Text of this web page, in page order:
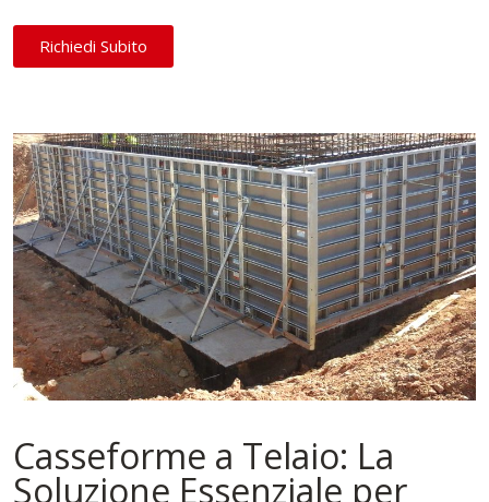
Richiedi Subito
Casseforme a Telaio: La
Soluzione Essenziale per